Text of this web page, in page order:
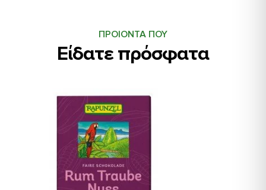
ΠΡΟΙΟΝΤΑ ΠΟΥ
Είδατε πρόσφατα